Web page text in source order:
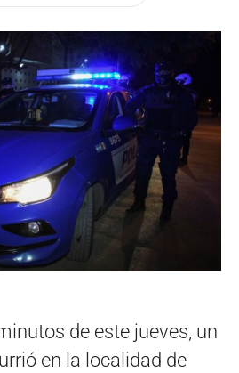
de este jueves, un
en la localidad de